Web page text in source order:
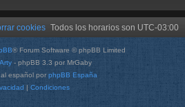
Todos los horarios son UTC-03:00
cookies
® Forum Software © phpBB Limited
Arty - phpBB 3.3 por MrGaby
español por phpBB España
| Condiciones